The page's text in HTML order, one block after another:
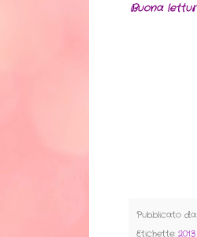
Buona
Pubblicato da
Etichette: